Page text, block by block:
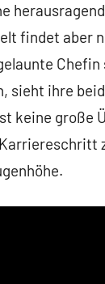
findet aber
sieht ihre
keine große